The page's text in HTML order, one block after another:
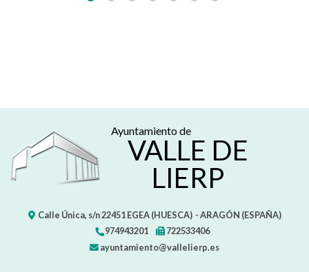
Ayuntamiento de
VALLE DE
LIERP
Calle Única, s/n22451 EGEA (HUESCA) - ARAGÓN (ESPAÑA)
974943201
722533406
ayuntamiento@vallelierp.es